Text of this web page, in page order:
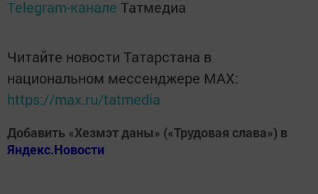
Telegram-канале Татмедиа
Читайте новости Татарстана в
национальном мессенджере MАХ:
https://max.ru/tatmedia
Добавить «Хезмэт даны» («Трудовая слава») в
Яндекс.Новости